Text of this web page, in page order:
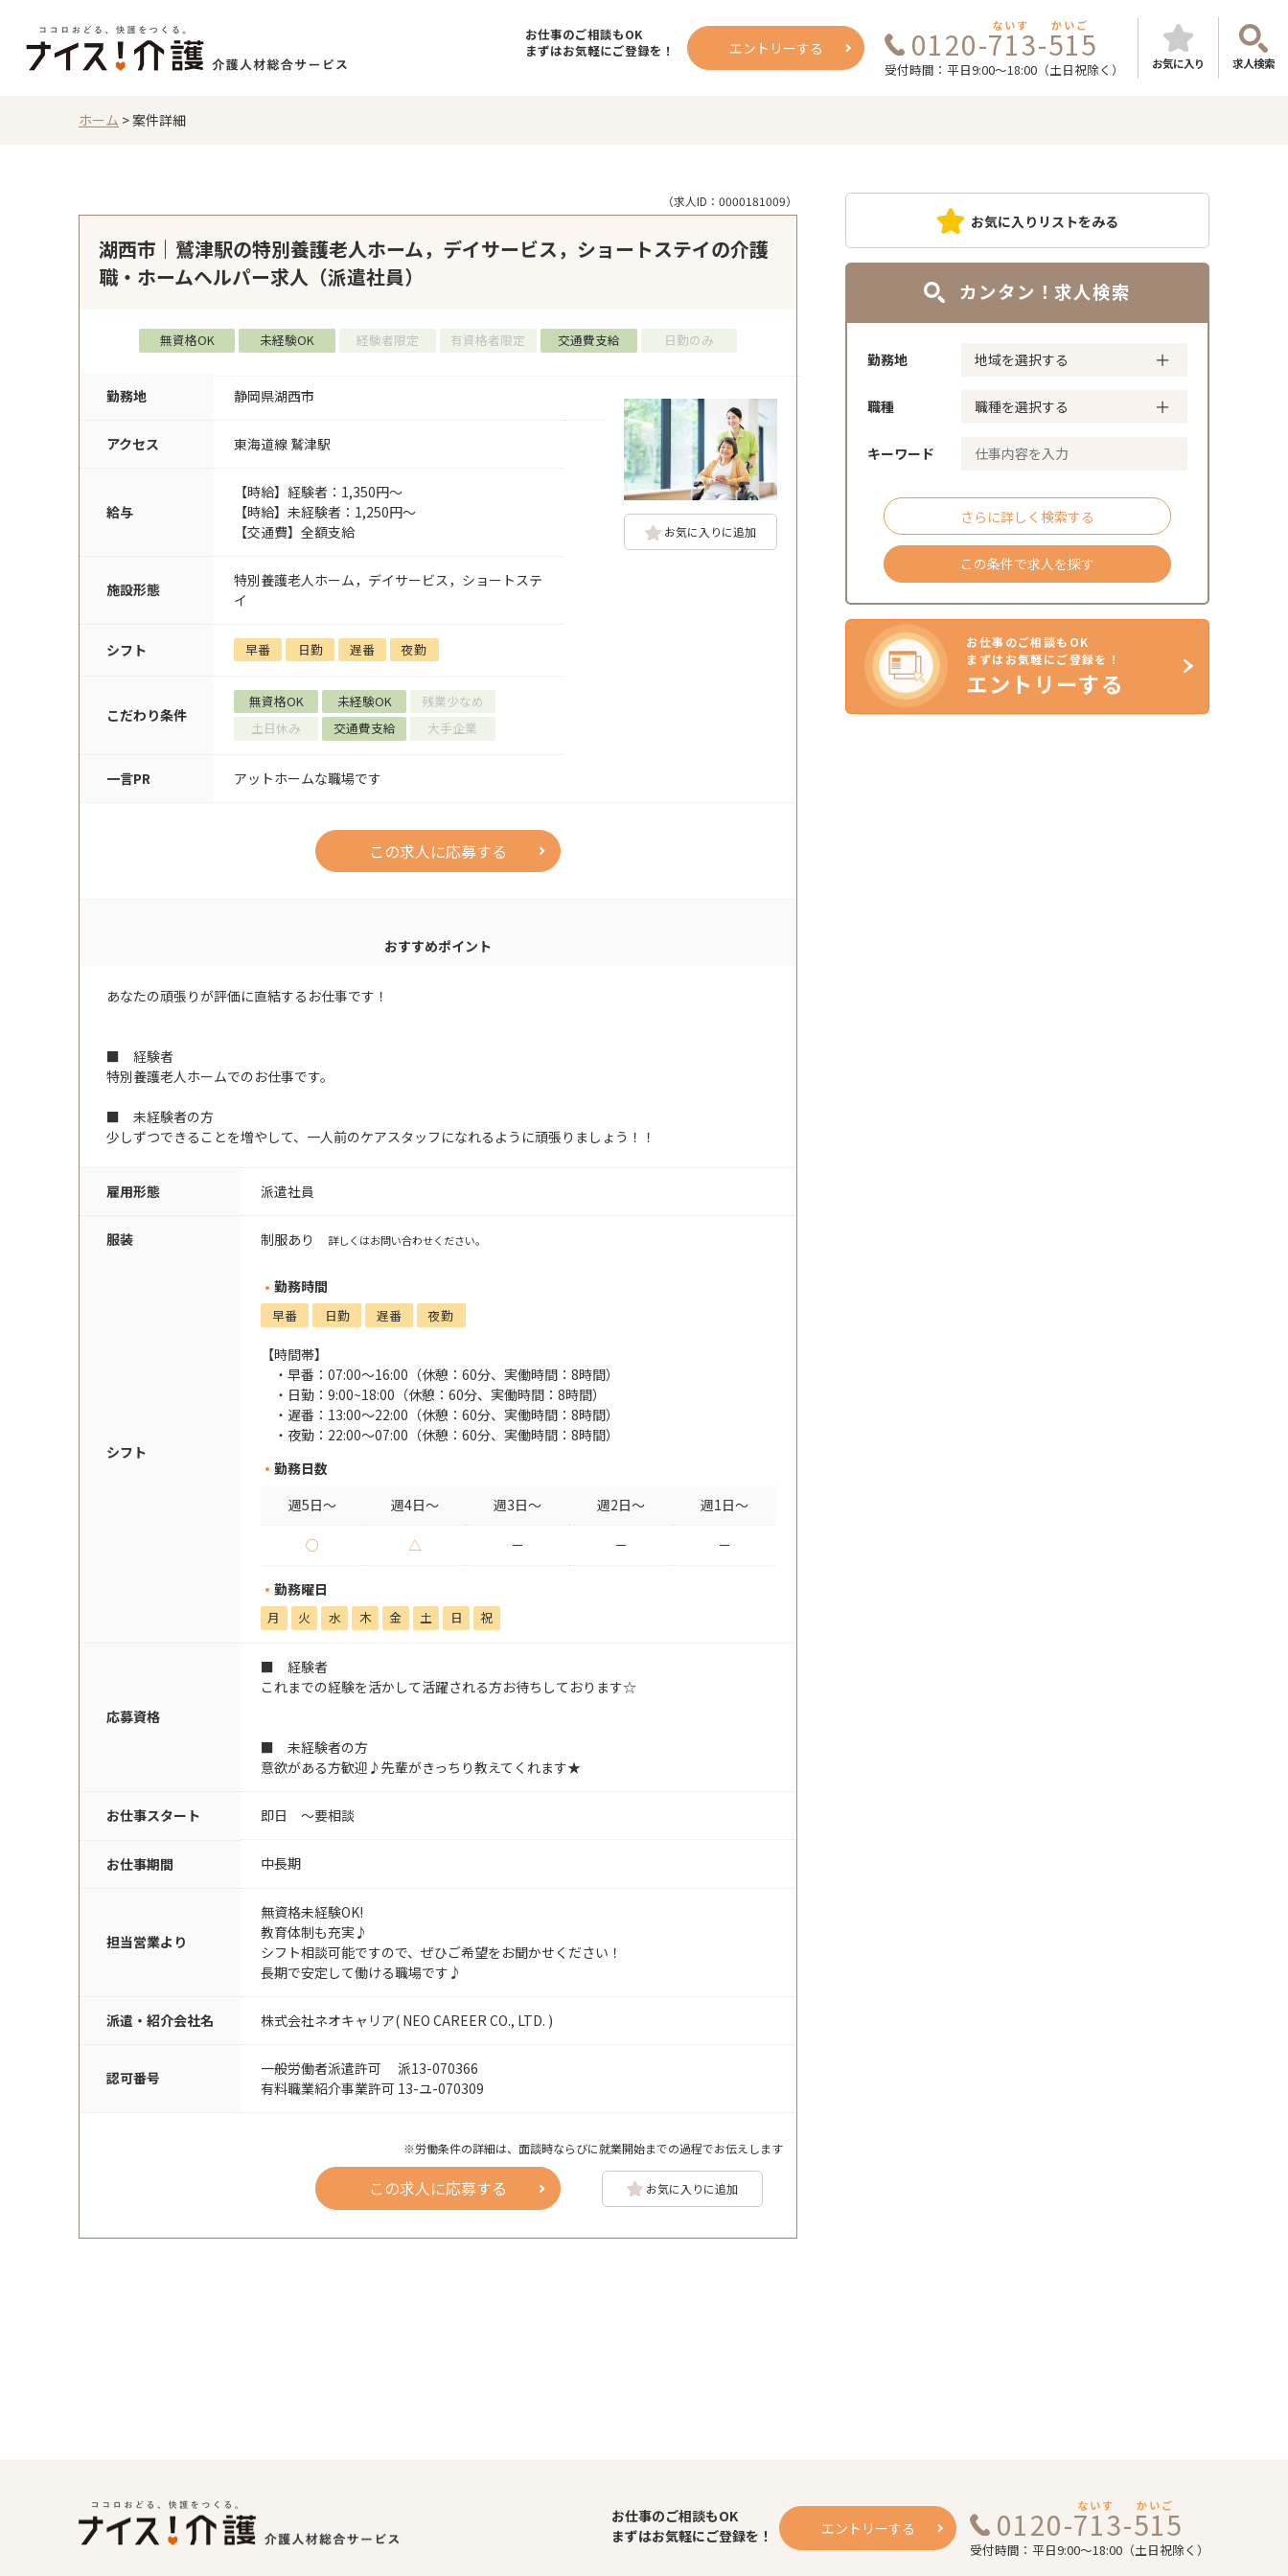
お仕事のご相談もOK
まずはお気軽にご登録を！
エントリーする 0120-713-515
ないす かいご
受付時間：平日9:00～18:00（土日祝除く） お気に入り 求人検索
ホーム >案件詳細
（求人ID：0000181009）
湖西市｜鷲津駅の特別養護老人ホーム，デイサービス，ショートステイの介護
職・ホームヘルパー求人（派遣社員）
無資格OK 未経験OK 経験者限定 有資格者限定 交通費支給 日勤のみ
勤務地 静岡県湖西市
アクセス 東海道線 鷲津駅
給与
【時給】経験者：1,350円～
【時給】未経験者：1,250円～
【交通費】全額支給
施設形態
特別養護老人ホーム，デイサービス，ショートステ
イ
シフト 早番 日勤 遅番 夜勤
こだわり条件
無資格OK 未経験OK
残業少なめ
土日休み
交通費支給 大手企業
一言PR アットホームな職場です
お気に入りに追加
この求人に応募する
おすすめポイント
あなたの頑張りが評価に直結するお仕事です！
■ 経験者
特別養護老人ホームでのお仕事です。
■ 未経験者の方
少しずつできることを増やして、一人前のケアスタッフになれるように頑張りましょう！！
雇用形態 派遣社員
服装 制服あり 詳しくはお問い合わせください。
シフト
勤務時間
早番 日勤 遅番 夜勤
【時間帯】
早番：07:00～16:00（休憩：60分、実働時間：8時間）
日勤：9:00~18:00（休憩：60分、実働時間：8時間）
遅番：13:00～22:00（休憩：60分、実働時間：8時間）
夜勤：22:00～07:00（休憩：60分、実働時間：8時間）
勤務日数
週5日～
週4日～ 週3日～ 週2日～ 週1日～
○ △ － － －
勤務曜日
月 火 水 木 金 土 日 祝
応募資格
■ 経験者
これまでの経験を活かして活躍される方お待ちしております☆
■ 未経験者の方
意欲がある方歓迎♪先輩がきっちり教えてくれます★
お仕事スタート 即日 〜要相談
お仕事期間 中長期
担当営業より
無資格未経験OK!
教育体制も充実♪
シフト相談可能ですので、ぜひご希望をお聞かせください！
長期で安定して働ける職場です♪
派遣・紹介会社名 株式会社ネオキャリア( NEO CAREER CO., LTD. )
認可番号
一般労働者派遣許可 派13-070366
有料職業紹介事業許可 13-ユ-070309
※労働条件の詳細は、面談時ならびに就業開始までの過程でお伝えします
お気に入りに追加
この求人に応募する
お気に入りリストをみる
カンタン！求人検索
勤務地
職種
キーワード
さらに詳しく検索する
この条件で求人を探す
お仕事のご相談もOK
まずはお気軽にご登録を！
エントリーする
お仕事のご相談もOK
まずはお気軽にご登録を！
エントリーする 0120-713-515
ないす かいご
受付時間：平日9:00～18:00（土日祝除く）